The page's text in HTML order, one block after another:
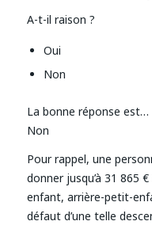
A-t-il raison ?
Oui
Non
La bonne réponse est…
Non
Pour rappel, une
donner jusqu’à 31 865
enfant, arrière-petit-
défaut d’une telle